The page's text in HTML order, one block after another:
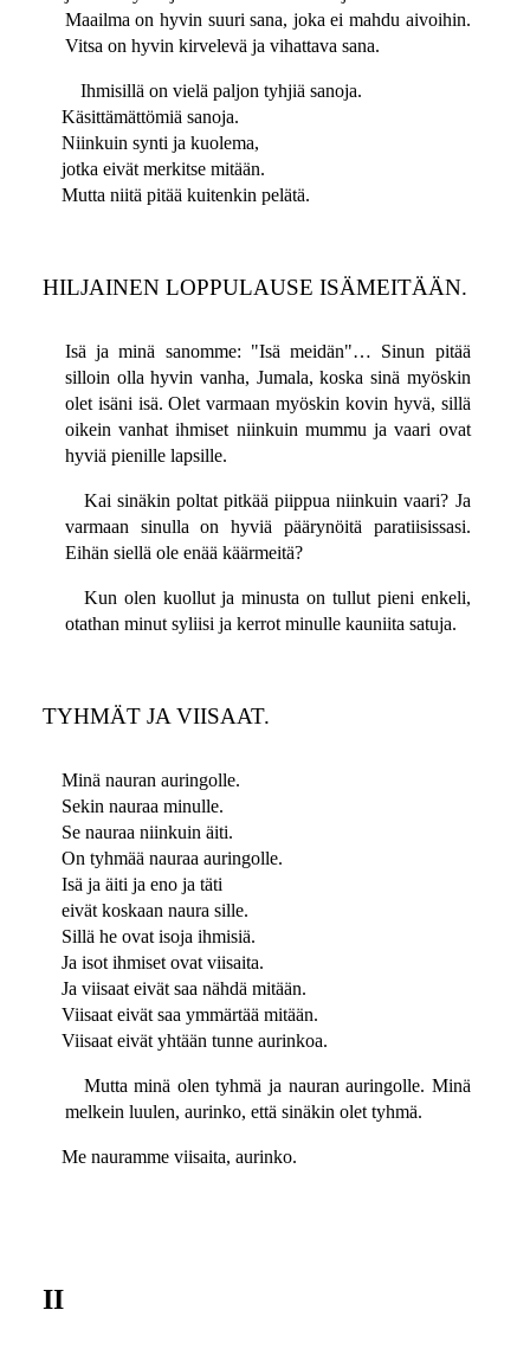
Maailma on hyvin suuri sana, joka ei mahdu aivoihin.
Vitsa on hyvin kirvelevä ja vihattava sana.
Ihmisillä on vielä paljon tyhjiä sanoja.
Käsittämättömiä sanoja.
Niinkuin synti ja kuolema,
jotka eivät merkitse mitään.
Mutta niitä pitää kuitenkin pelätä.
HILJAINEN LOPPULAUSE ISÄMEITÄÄN.
Isä ja minä sanomme: "Isä meidän"… Sinun pitää
silloin olla hyvin vanha, Jumala, koska sinä myöskin
olet isäni isä. Olet varmaan myöskin kovin hyvä, sillä
oikein vanhat ihmiset niinkuin mummu ja vaari ovat
hyviä pienille lapsille.
Kai sinäkin poltat pitkää piippua niinkuin vaari? Ja
varmaan sinulla on hyviä päärynöitä paratiisissasi.
Eihän siellä ole enää käärmeitä?
Kun olen kuollut ja minusta on tullut pieni enkeli,
otathan minut syliisi ja kerrot minulle kauniita satuja.
TYHMÄT JA VIISAAT.
Minä nauran auringolle.
Sekin nauraa minulle.
Se nauraa niinkuin äiti.
On tyhmää nauraa auringolle.
Isä ja äiti ja eno ja täti
eivät koskaan naura sille.
Sillä he ovat isoja ihmisiä.
Ja isot ihmiset ovat viisaita.
Ja viisaat eivät saa nähdä mitään.
Viisaat eivät saa ymmärtää mitään.
Viisaat eivät yhtään tunne aurinkoa.
Mutta minä olen tyhmä ja nauran auringolle. Minä
melkein luulen, aurinko, että sinäkin olet tyhmä.
Me nauramme viisaita, aurinko.
II